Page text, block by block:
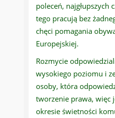
poleceń, najgłupszych
tego pracują bez
chęci pomagania
Europejskiej.
Rozmycie
wysokiego poziomu i
osoby, która
tworzenie prawa, więc
okresie świetności